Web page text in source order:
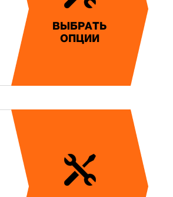
ВЫБРАТЬ
ОПЦИИ